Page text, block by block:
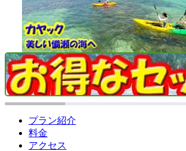
プラン紹介
料金
アクセス